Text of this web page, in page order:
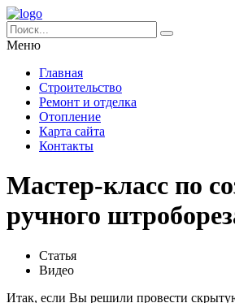
Меню
Главная
Строительство
Ремонт и отделка
Отопление
Карта сайта
Контакты
Мастер-класс по
ручного
Статья
Видео
Итак, если Вы решили провести